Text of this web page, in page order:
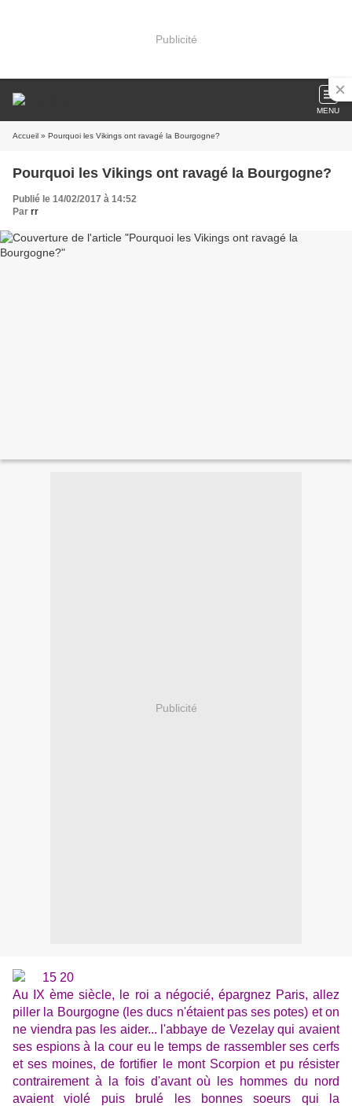
Publicité
MENU
Accueil » Pourquoi les Vikings ont ravagé la Bourgogne?
Pourquoi les Vikings ont ravagé la Bourgogne?
Publié le 14/02/2017 à 14:52
Par rr
Publicité
Au IX ème siècle, le roi a négocié, épargnez Paris, allez
piller la Bourgogne (les ducs n'étaient pas ses potes) et on
ne viendra pas les aider... l'abbaye de Vezelay qui avaient
ses espions à la cour eu le temps de rassembler ses cerfs
et ses moines, de fortifier le mont Scorpion et pu résister
contrairement à la fois d'avant où les hommes du nord
avaient violé puis brulé les bonnes soeurs qui la